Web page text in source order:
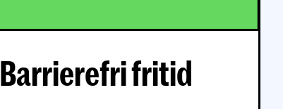
Barrierefri fritid